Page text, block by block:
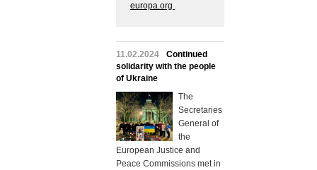
europa.org
11.02.2024
Continued
solidarity with the people
of Ukraine
The
Secretaries
General of
the
European Justice and
Peace Commissions met in